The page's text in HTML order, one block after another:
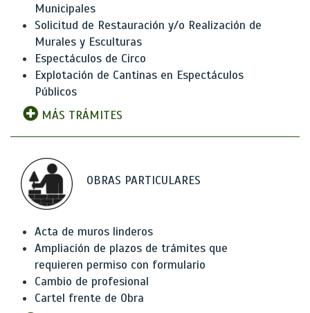
Municipales
Solicitud de Restauración y/o Realización de
Murales y Esculturas
Espectáculos de Circo
Explotación de Cantinas en Espectáculos
Públicos
MÁS TRÁMITES
OBRAS PARTICULARES
Acta de muros linderos
Ampliación de plazos de trámites que
requieren permiso con formulario
Cambio de profesional
Cartel frente de Obra